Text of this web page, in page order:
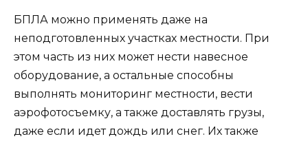
БПЛА можно применять даже на
неподготовленных участках местности. При
этом часть из них может нести навесное
оборудование, а остальные способны
выполнять мониторинг местности, вести
аэрофотосъемку, а также доставлять грузы,
даже если идет дождь или снег. Их также